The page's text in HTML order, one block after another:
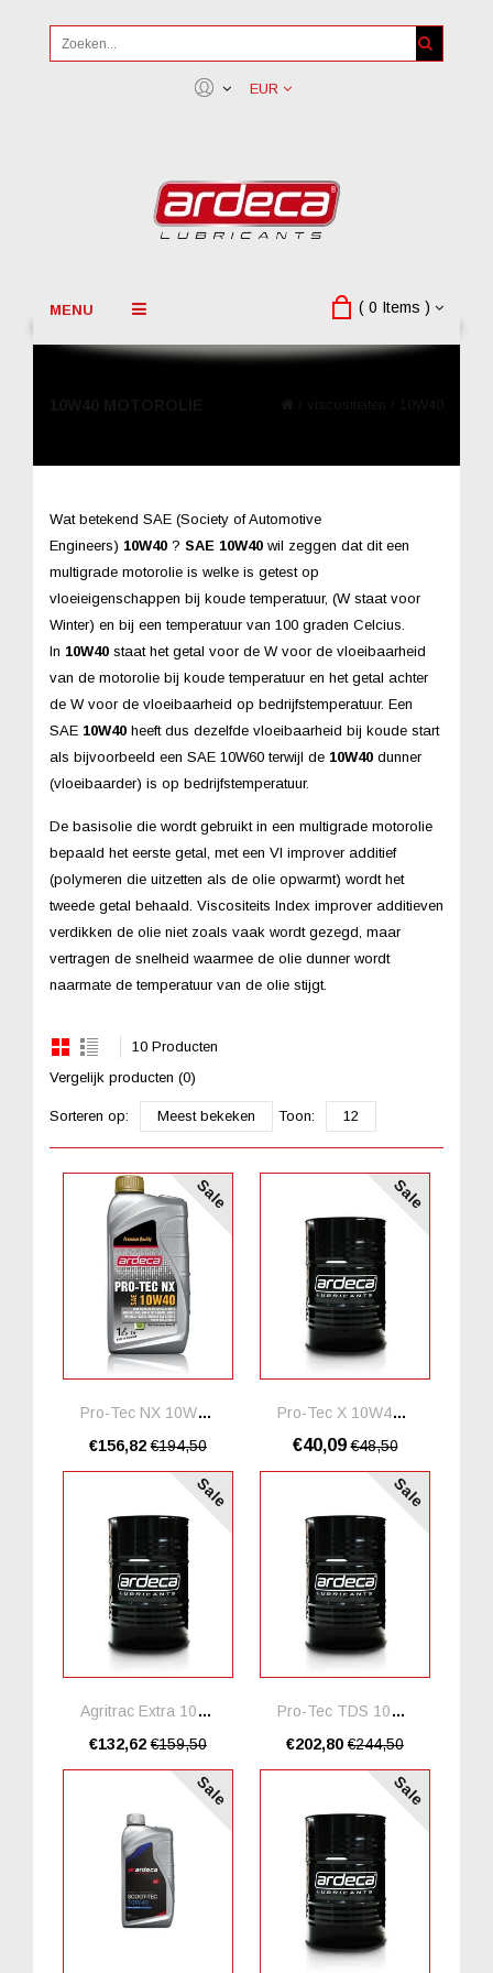
EUR
MENU ( 0 Items )
Wat betekend SAE (Society of Automotive
Engineers) 10W40 ? SAE 10W40 wil zeggen dat dit een
multigrade motorolie is welke is getest op
vloeieigenschappen bij koude temperatuur, (W staat voor
Winter) en bij een temperatuur van 100 graden Celcius.
In 10W40 staat het getal voor de W voor de vloeibaarheid
van de motorolie bij koude temperatuur en het getal achter
de W voor de vloeibaarheid op bedrijfstemperatuur. Een
SAE 10W40 heeft dus dezelfde vloeibaarheid bij koude start
als bijvoorbeeld een SAE 10W60 terwijl de 10W40 dunner
(vloeibaarder) is op bedrijfstemperatuur.
De basisolie die wordt gebruikt in een multigrade motorolie
bepaald het eerste getal, met een VI improver additief
(polymeren die uitzetten als de olie opwarmt) wordt het
tweede getal behaald. Viscositeits Index improver additieven
verdikken de olie niet zoals vaak wordt gezegd, maar
vertragen de snelheid waarmee de olie dunner wordt
naarmate de temperatuur van de olie stijgt.
10 Producten
Vergelijk producten (0)
Sorteren op: Meest bekeken Toon: 12
Sale
Pro-Tec NX 10W40 *20 Liter
€156,82€194,50
Sale
Pro-Tec X 10W40 *5 Liter
€40,09€48,50
Sale
Agritrac Extra 10W40 *20 Liter
€132,62€159,50
Sale
Pro-Tec TDS 10W40 *20 Liter
€202,80€244,50
Sale Sale